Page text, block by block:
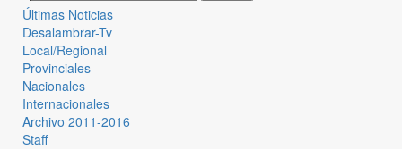
Últimas Noticias
Desalambrar-Tv
Local/Regional
Provinciales
Nacionales
Internacionales
Archivo 2011-2016
Staff